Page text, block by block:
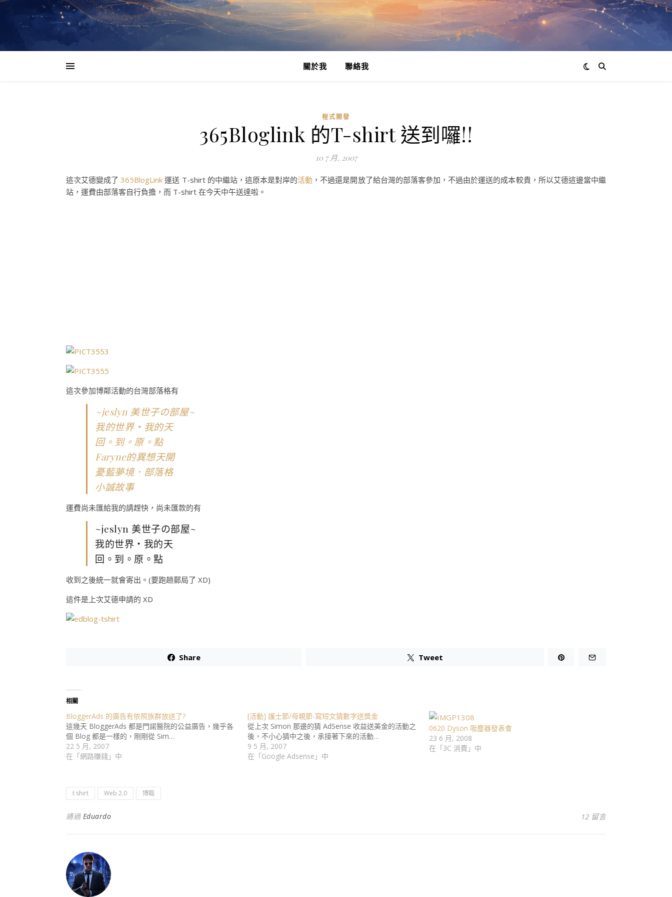
關於我 聯絡我
程式開發
365Bloglink 的T-shirt 送到囉!!
10 7 月, 2007
這次艾德變成了365BlogLink 運送 T-shirt 的中繼站，這原本是對岸的活動 ，不過還是開放了給台灣的部落客參加，不過由於運送的成本較貴，所以艾德這邊當中繼
站，運費由部落客自行負擔，而 T-shirt 在今天中午送達啦。
這次參加博鄰活動的台灣部落格有
~jeslyn 美世子の部屋~
我的世界‧我的天
回。到。原。點
Faryne的異想天開
憂藍夢境．部落格
小誠故事
運費尚未匯給我的請趕快，尚未匯款的有
~jeslyn 美世子の部屋~
我的世界‧我的天
回。到。原。點
收到之後統一就會寄出。(要跑趟郵局了 XD)
這件是上次艾德申請的 XD
Share Tweet
相關
BloggerAds 的廣告有依照族群放送了?
這幾天 BloggerAds 都是門諾醫院的公益廣告，幾乎各
個 Blog 都是一樣的，剛剛從 Sim…
22 5 月, 2007
在「網路賺錢」中
[活動] 護士節/母親節-寫短文猜數字送獎金
從上次 Simon 那邊的猜 AdSense 收益送美金的活動之
後，不小心猜中之後，承接著下來的活動…
9 5 月, 2007
在「Google Adsense」中
0620 Dyson 吸塵器發表會
23 6 月, 2008
在「3C 消費」中
t shirt Web 2.0 博臨
通過 Eduardo 12 留言